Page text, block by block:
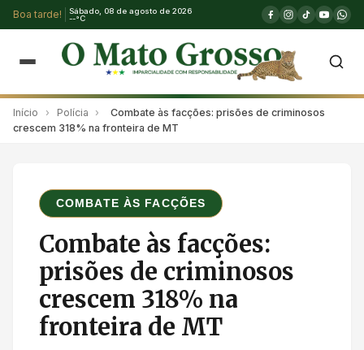
Boa tarde!
Sábado, 08 de agosto de 2026
--°C
Início › Polícia ›
Combate às facções: prisões de criminosos
crescem 318% na fronteira de MT
COMBATE ÀS FACÇÕES
Combate às facções:
prisões de criminosos
crescem 318% na
fronteira de MT